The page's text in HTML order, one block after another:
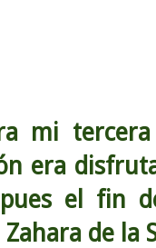
mi
era
el fin
Zahara de la